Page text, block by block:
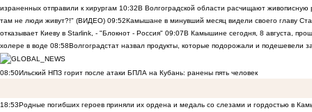
израненных отправили к хирургам 10:32В Волгоградской области расчищают
там не люди живут?!" (ВИДЕО) 09:52Камышане в минувший месяц видели своего главу
отказывает Киеву в Starlink, - "Блокнот - Россия" 09:07В Камышине сегодня, 8 августа,
холере в воде 08:58Волгоградстат назвал продукты, которые подорожали и подешевели
08:50Ильский НПЗ горит после атаки БПЛА на Кубань: ранены пять человек
18:53Родные погибших героев приняли их ордена и медаль со слезами и гордостью в